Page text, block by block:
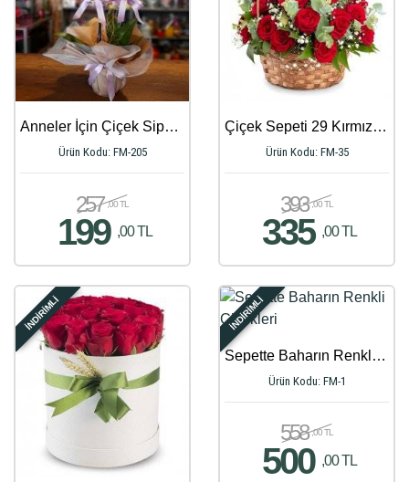
Anneler İçin Çiçek Siparişi - 597
Ürün Kodu: FM-205
257 ,00 TL
199 ,00 TL
Çiçek Sepeti 29 Kırmızı Gül Aranjmanı
Ürün Kodu: FM-35
393 ,00 TL
335 ,00 TL
İNDİRİMLİ İNDİRİMLİ
Sepette Baharın Renkli Çiçekleri
Ürün Kodu: FM-1
558 ,00 TL
500 ,00 TL